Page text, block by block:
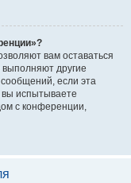
вам оставаться
другие
если эта
испытываете
с конференции,